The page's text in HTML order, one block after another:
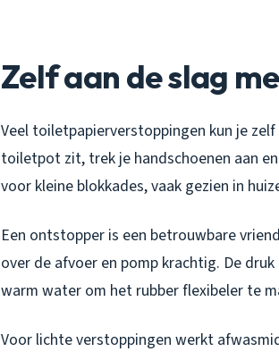
Zelf aan de slag
Veel toiletpapierverstoppingen kun je
toiletpot zit, trek je handschoenen aan
voor kleine blokkades, vaak gezien in
Een ontstopper is een betrouwbare
over de afvoer en pomp krachtig. De
warm water om het rubber flexibeler te
Voor lichte verstoppingen werkt